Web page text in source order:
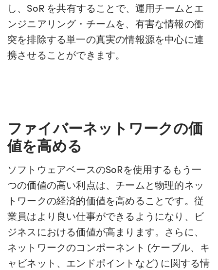
し、SoR を共有することで、運用チームとエ
ンジニアリング・チームを、有害な情報の衝
突を排除する単一の真実の情報源を中心に連
携させることができます。
ファイバーネットワークの価
値を高める
ソフトウェアベースのSoRを使用するもう一
つの価値の高い利点は、チームと物理的ネッ
トワークの経済的価値を高めることです。従
業員はより良い仕事ができるようになり、ビ
ジネスにおける価値が高まります。さらに、
ネットワークのコンポーネント (ケーブル、キ
ャビネット、エンドポイントなど) に関する情